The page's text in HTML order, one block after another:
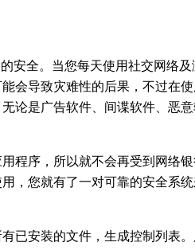
全。当您每天使用社交网络
会导致灾难性的后果，不过在
论是广告软件、间谍软件、恶
程序，所以就不会再受到网络
，您就有了一对可靠的安全系
已安装的文件，生成控制列表